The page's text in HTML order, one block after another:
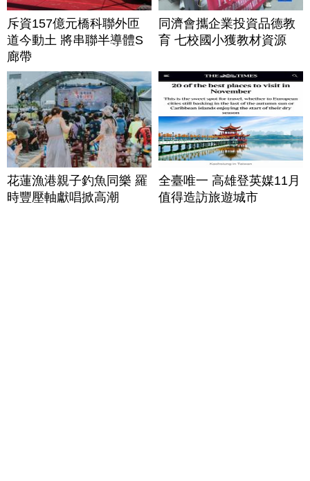
斥資157億元橋科聯外匝
道今動土 將串聯半導體S
廊帶
同濟會攜企業投資品德教
育 七校國小獲教材資源
花蓮漁港親子釣魚同樂 羅
時豐壓軸獻唱掀高潮
全臺唯一 高雄登英媒11月
值得造訪旅遊城市